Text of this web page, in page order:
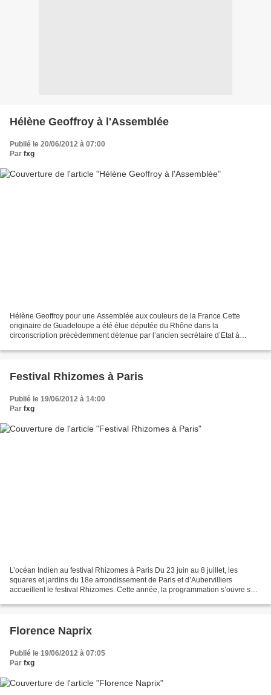
Hélène Geoffroy à l'Assemblée
Publié le 20/06/2012 à 07:00
Par fxg
Hélène Geoffroy pour une Assemblée aux couleurs de la France Cette
originaire de Guadeloupe a été élue députée du Rhône dans la
circonscription précédemment détenue par l’ancien secrétaire d’Etat à
Festival Rhizomes à Paris
Publié le 19/06/2012 à 14:00
Par fxg
L’océan Indien au festival Rhizomes à Paris Du 23 juin au 8 juillet, les
squares et jardins du 18e arrondissement de Paris et d’Aubervilliers
accueillent le festival Rhizomes. Cette année, la programmation s’ouvre sur
Florence Naprix
Publié le 19/06/2012 à 07:05
Par fxg